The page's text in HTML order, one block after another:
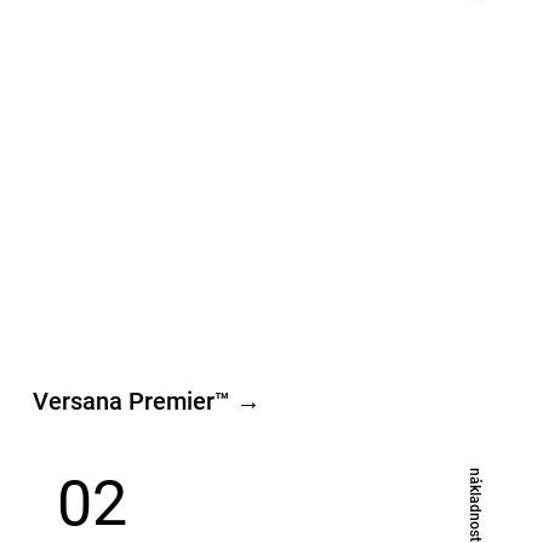
Versana Premier™ →
02 ​nákladnost